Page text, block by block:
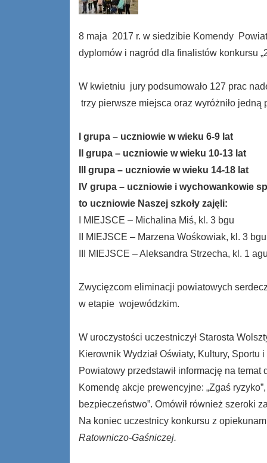
8 maja 2017 r. w siedzibie Komendy
dyplomów i nagród dla finalistów konkursu
W kwietniu jury podsumowało 127 prac
trzy pierwsze miejsca oraz wyróżniło
I grupa – uczniowie w wieku 6-9 lat
II grupa – uczniowie w wieku 10-13 lat
III grupa – uczniowie w wieku 14-18 lat
IV grupa – uczniowie i wychowankowie
to uczniowie Naszej szkoły zajęli:
I MIEJSCE – Michalina Miś, kl. 3 bgu
II MIEJSCE – Marzena Wośkowiak, kl. 3 bgu
III MIEJSCE – Aleksandra Strzecha, kl. 1
Zwycięzcom eliminacji powiatowych
w etapie wojewódzkim.
W uroczystości uczestniczył Starosta
Kierownik Wydział Oświaty, Kultury,
Powiatowy przedstawił informację na
Komendę akcje prewencyjne: „Zgaś
bezpieczeństwo”. Omówił również szeroki
Na koniec uczestnicy konkursu z
Ratowniczo-Gaśniczej.